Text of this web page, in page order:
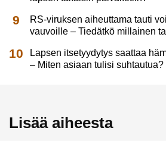
RS-viruksen aiheuttama tauti
vauvoille – Tiedätkö millainen
Lapsen itsetyydytys saattaa
– Miten asiaan tulisi suhtautua?
Lisää aiheesta